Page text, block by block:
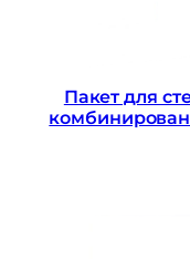
Пакет для